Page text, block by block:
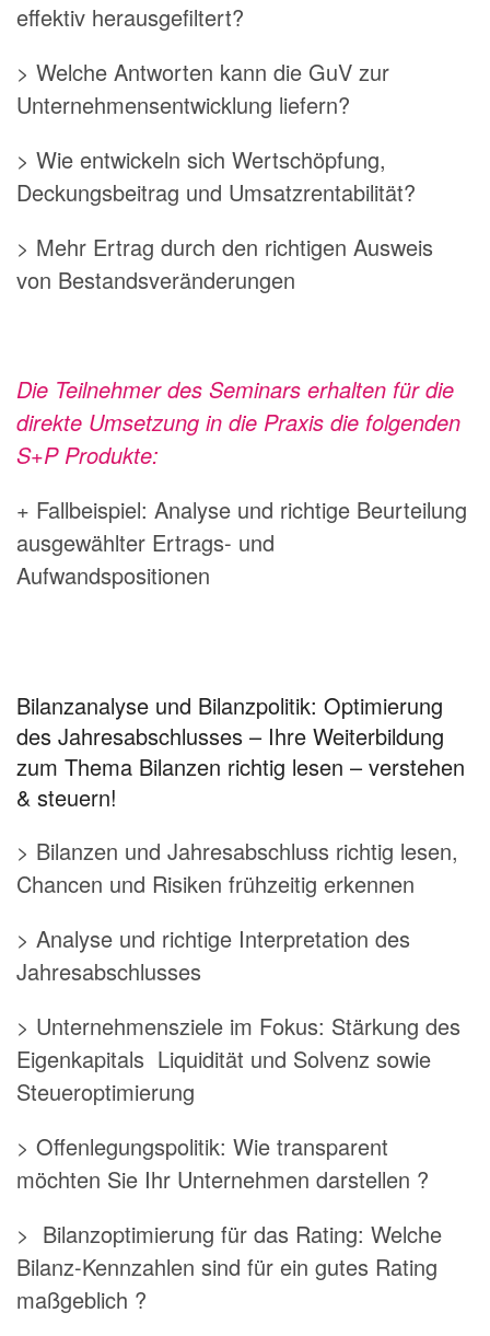
effektiv herausgefiltert?
> Welche Antworten kann die GuV zur
Unternehmensentwicklung liefern?
> Wie entwickeln sich Wertschöpfung,
Deckungsbeitrag und Umsatzrentabilität?
> Mehr Ertrag durch den richtigen Ausweis
von Bestandsveränderungen
Die Teilnehmer des Seminars erhalten für die
direkte Umsetzung in die Praxis die folgenden
S+P Produkte:
+ Fallbeispiel: Analyse und richtige Beurteilung
ausgewählter Ertrags- und
Aufwandspositionen
Bilanzanalyse und Bilanzpolitik: Optimierung
des Jahresabschlusses – Ihre Weiterbildung
zum Thema Bilanzen richtig lesen – verstehen
& steuern!
> Bilanzen und Jahresabschluss richtig lesen,
Chancen und Risiken frühzeitig erkennen
> Analyse und richtige Interpretation des
Jahresabschlusses
> Unternehmensziele im Fokus: Stärkung des
Eigenkapitals Liquidität und Solvenz sowie
Steueroptimierung
> Offenlegungspolitik: Wie transparent
möchten Sie Ihr Unternehmen darstellen ?
> Bilanzoptimierung für das Rating: Welche
Bilanz-Kennzahlen sind für ein gutes Rating
maßgeblich ?